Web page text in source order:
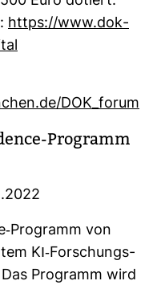
https://www.dok­
DOK_forum
​Pro­gramm
​Pro­gramm von
KI-​For­schungs­
Pro­gramm wird